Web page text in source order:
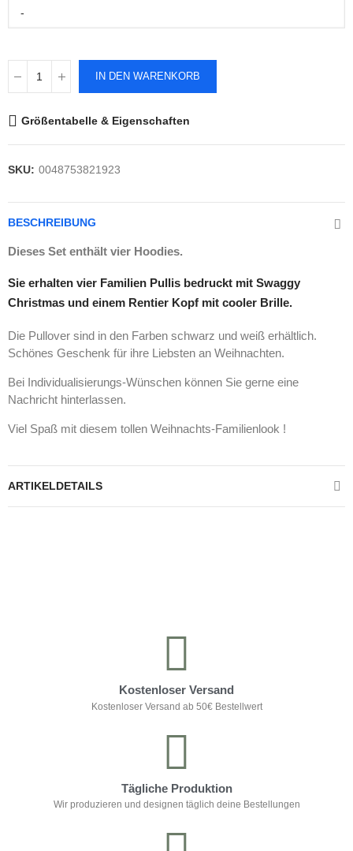
-
IN DEN WARENKORB
Größentabelle & Eigenschaften
SKU: 0048753821923
BESCHREIBUNG
Dieses Set enthält vier Hoodies.
Sie erhalten vier Familien Pullis bedruckt mit Swaggy
Christmas und einem Rentier Kopf mit cooler Brille.
Die Pullover sind in den Farben schwarz und weiß erhältlich.
Schönes Geschenk für ihre Liebsten an Weihnachten.
Bei Individualisierungs-Wünschen können Sie gerne eine
Nachricht hinterlassen.
Viel Spaß mit diesem tollen Weihnachts-Familienlook !
ARTIKELDETAILS
Kostenloser Versand
Kostenloser Versand ab 50€ Bestellwert
Tägliche Produktion
Wir produzieren und designen täglich deine Bestellungen